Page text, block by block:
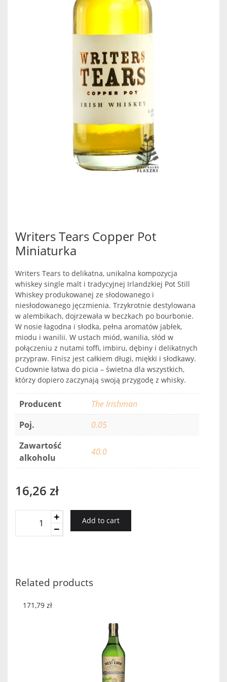
Writers Tears Copper Pot
Miniaturka
Writers Tears to delikatna, unikalna kompozycja
whiskey single malt i tradycyjnej Irlandzkiej Pot Still
Whiskey produkowanej ze słodowanego i
niesłodowanego jęczmienia. Trzykrotnie destylowana
w alembikach, dojrzewała w beczkach po bourbonie.
W nosie łagodna i słodka, pełna aromatów jabłek,
miodu i wanilii. W ustach miód, wanilia, słód w
połączeniu z nutami toffi, imbiru, dębiny i delikatnych
przypraw. Finisz jest całkiem długi, miękki i słodkawy.
Cudownie łatwa do picia – świetna dla wszystkich,
którzy dopiero zaczynają swoją przygodę z whisky.
Producent
The Irishman
Poj.
0.05
Zawartość
alkoholu
40.0
16,26 zł
quantity
Add to cart
Related products
171,79 zł